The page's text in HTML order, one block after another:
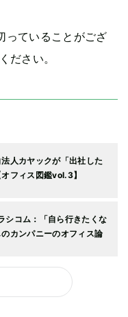
っていることがござ
ださい。
人カヤックが「出社した
フィス図鑑vol.3】
シコム：「自ら行きたくな
カンパニーのオフィス論